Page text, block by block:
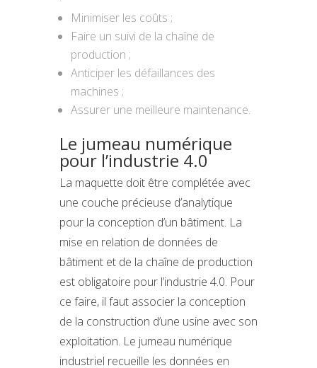
Minimiser les coûts ;
Faire un suivi de la chaîne de
production ;
Anticiper les défaillances des
machines ;
Assurer une meilleure maintenance.
Le jumeau numérique
pour l’industrie 4.0
La maquette doit être complétée avec
une couche précieuse d’analytique
pour la conception d’un bâtiment. La
mise en relation de données de
bâtiment et de la chaîne de production
est obligatoire pour l’industrie 4.0. Pour
ce faire, il faut associer la conception
de la construction d’une usine avec son
exploitation. Le jumeau numérique
industriel recueille les données en